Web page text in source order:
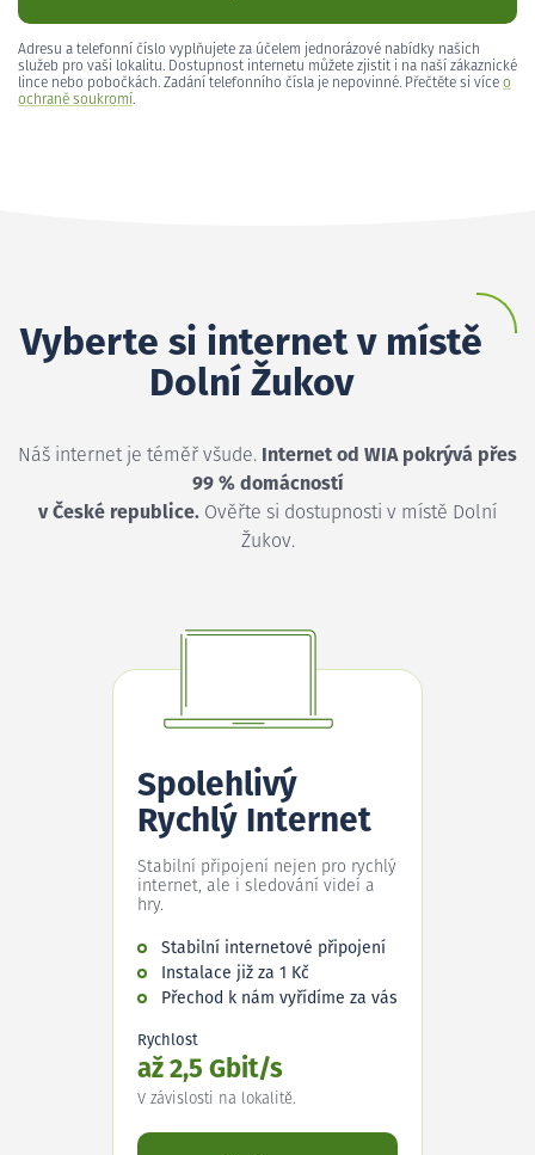
Adresu a telefonní číslo vyplňujete za účelem jednorázové nabídky našich
služeb pro vaši lokalitu. Dostupnost internetu můžete zjistit i na naší zákaznické
lince nebo pobočkách. Zadání telefonního čísla je nepovinné. Přečtěte si více o
ochraně soukromí.
Vyberte si internet v místě
Dolní Žukov
Náš internet je téměř všude. Internet od WIA pokrývá přes
99 % domácností
v České republice. Ověřte si dostupnosti v místě Dolní
Žukov.
Spolehlivý
Rychlý Internet
Stabilní připojení nejen pro rychlý
internet, ale i sledování videí a
hry.
Stabilní internetové připojení
Instalace již za 1 Kč
Přechod k nám vyřídíme za vás
Rychlost
až 2,5 Gbit/s
V závislosti na lokalitě.